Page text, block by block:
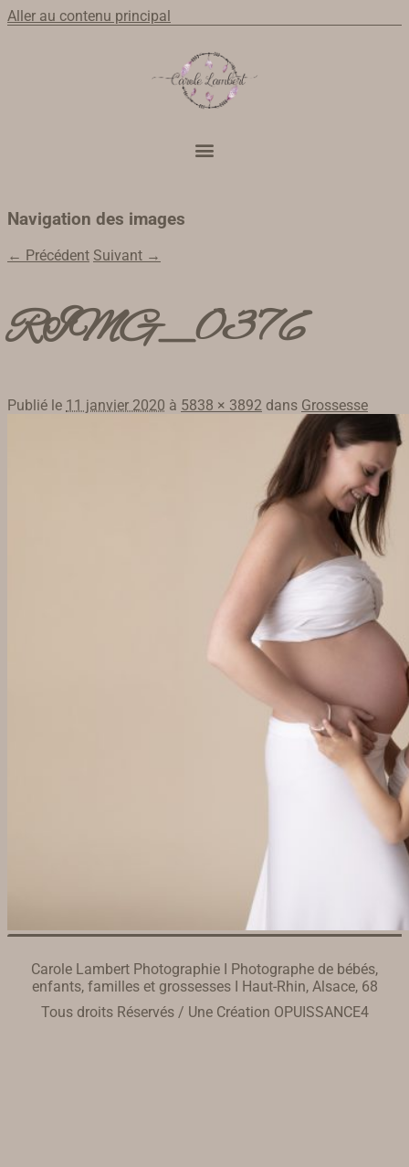
Aller au contenu principal
Navigation des images
← Précédent Suivant →
RIMG_0376
Publié le 11 janvier 2020 à 5838 × 3892 dans Grossesse
Carole Lambert Photographie I Photographe de bébés,
enfants, familles et grossesses I Haut-Rhin, Alsace, 68
Tous droits Réservés / Une Création OPUISSANCE4